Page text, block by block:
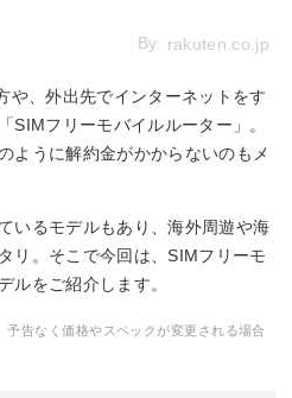
By: rakuten.co.jp
や、外出先でインターネットをす
SIMフリーモバイルルーター」。
ように解約金がかからないのもメ
いるモデルもあり、海外周遊や海
リ。そこで今回は、SIMフリーモ
ルをご紹介します。
告なく価格やスペックが変更される場合